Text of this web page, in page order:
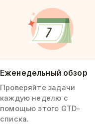
Еженедельный обзор
Проверяйте задачи
каждую неделю с
помощью этого GTD-
cписка.